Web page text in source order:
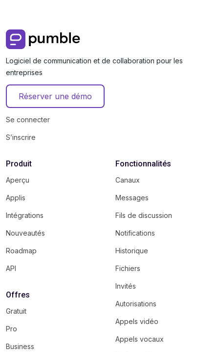
Logiciel de communication et de collaboration pour les
entreprises
Réserver une démo
Se connecter
S’inscrire
Produit
Aperçu
Applis
Intégrations
Nouveautés
Roadmap
API
Offres
Gratuit
Pro
Business
Fonctionnalités
Canaux
Messages
Fils de discussion
Notifications
Historique
Fichiers
Invités
Autorisations
Appels vidéo
Appels vocaux